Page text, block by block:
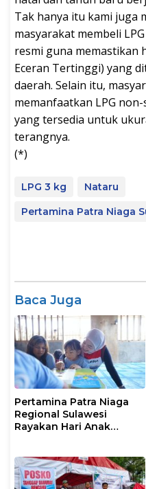
Tak hanya itu kami juga
masyarakat membeli
resmi guna memastikan
Eceran Tertinggi) yang
daerah. Selain itu,
memanfaatkan LPG
yang tersedia untuk
terangnya.
(*)
LPG 3 kg
Nataru
Pertamina Patra Niaga
Baca Juga
Pertamina Patra Niaga
Regional Sulawesi
Rayakan Hari Anak
Tumbuh Generasi
Penjaga Pesisir